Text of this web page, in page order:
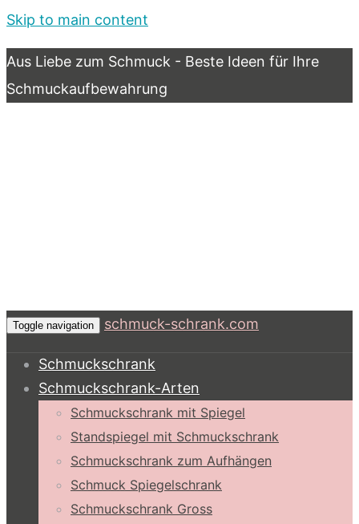
Skip to main content
Aus Liebe zum Schmuck - Beste Ideen für Ihre
Schmuckaufbewahrung
Toggle navigation schmuck-schrank.com
Schmuckschrank
Schmuckschrank-Arten
Schmuckschrank mit Spiegel
Standspiegel mit Schmuckschrank
Schmuckschrank zum Aufhängen
Schmuck Spiegelschrank
Schmuckschrank Gross